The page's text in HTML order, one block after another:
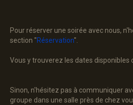
Pour réserver une soirée avec nous,
section "Réservation".
Vous y trouverez les dates
Sinon, n'hésitez pas à communiquer
groupe dans une salle près de chez